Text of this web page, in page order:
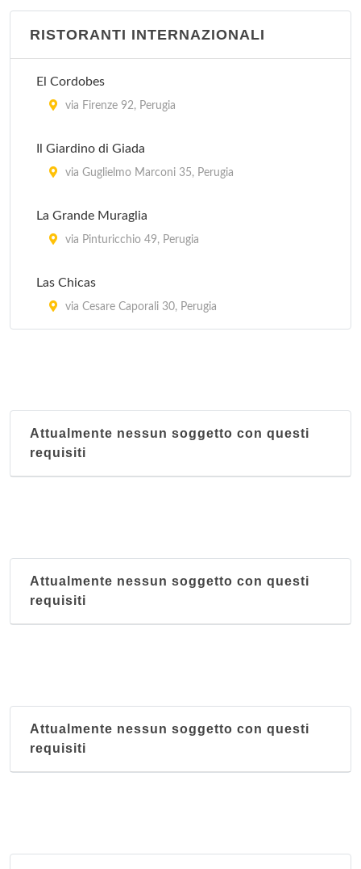
RISTORANTI INTERNAZIONALI
El Cordobes
via Firenze 92, Perugia
Il Giardino di Giada
via Guglielmo Marconi 35, Perugia
La Grande Muraglia
via Pinturicchio 49, Perugia
Las Chicas
via Cesare Caporali 30, Perugia
Attualmente nessun soggetto con questi
requisiti
Attualmente nessun soggetto con questi
requisiti
Attualmente nessun soggetto con questi
requisiti